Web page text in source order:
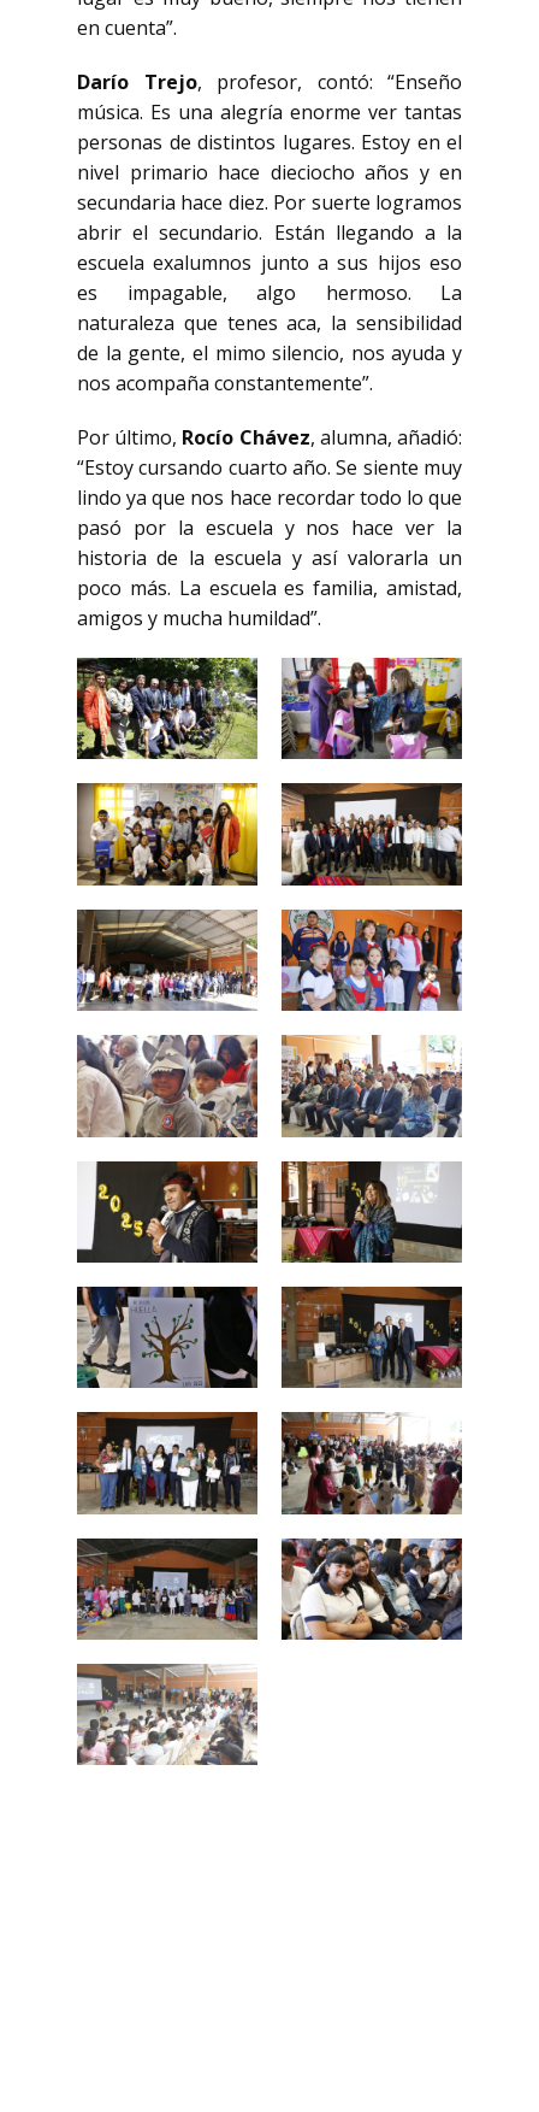
en cuenta”.
Darío Trejo, profesor, contó: “Enseño
música. Es una alegría enorme ver tantas
personas de distintos lugares. Estoy en el
nivel primario hace dieciocho años y en
secundaria hace diez. Por suerte logramos
abrir el secundario. Están llegando a la
escuela exalumnos junto a sus hijos eso
es impagable, algo hermoso. La
naturaleza que tenes aca, la sensibilidad
de la gente, el mimo silencio, nos ayuda y
nos acompaña constantemente”.
Por último, Rocío Chávez, alumna, añadió:
“Estoy cursando cuarto año. Se siente muy
lindo ya que nos hace recordar todo lo que
pasó por la escuela y nos hace ver la
historia de la escuela y así valorarla un
poco más. La escuela es familia, amistad,
amigos y mucha humildad”.